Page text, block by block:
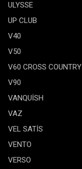
ULYSSE
UP CLUB
V40
V50
V60 CROSS COUNTRY
V90
VANQUİSH
VAZ
VEL SATİS
VENTO
VERSO